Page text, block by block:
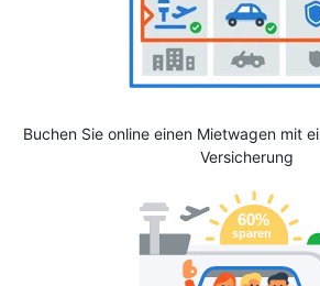
Buchen Sie online einen Mietwagen mit
Versicherung